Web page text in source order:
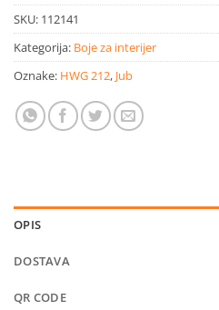
SKU: 112141
Kategorija: Boje za interijer
Oznake: HWG 212, Jub
OPIS
DOSTAVA
QR CODE